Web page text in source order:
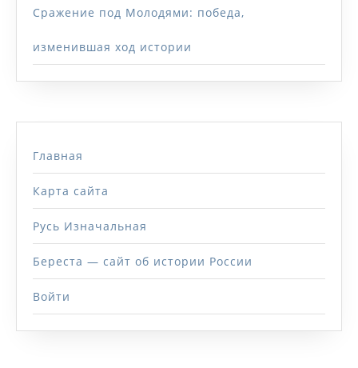
Сражение под Молодями: победа,
изменившая ход истории
Главная
Карта сайта
Русь Изначальная
Береста — сайт об истории России
Войти